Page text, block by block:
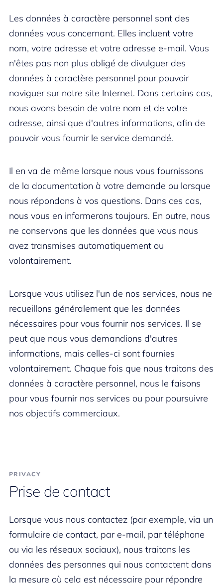
Les données à caractère personnel sont des
données vous concernant. Elles incluent votre
nom, votre adresse et votre adresse e-mail. Vous
n'êtes pas non plus obligé de divulguer des
données à caractère personnel pour pouvoir
naviguer sur notre site Internet. Dans certains cas,
nous avons besoin de votre nom et de votre
adresse, ainsi que d'autres informations, afin de
pouvoir vous fournir le service demandé.
Il en va de même lorsque nous vous fournissons
de la documentation à votre demande ou lorsque
nous répondons à vos questions. Dans ces cas,
nous vous en informerons toujours. En outre, nous
ne conservons que les données que vous nous
avez transmises automatiquement ou
volontairement.
Lorsque vous utilisez l'un de nos services, nous ne
recueillons généralement que les données
nécessaires pour vous fournir nos services. Il se
peut que nous vous demandions d'autres
informations, mais celles-ci sont fournies
volontairement. Chaque fois que nous traitons des
données à caractère personnel, nous le faisons
pour vous fournir nos services ou pour poursuivre
nos objectifs commerciaux.
PRIVACY
Prise de contact
Lorsque vous nous contactez (par exemple, via un
formulaire de contact, par e-mail, par téléphone
ou via les réseaux sociaux), nous traitons les
données des personnes qui nous contactent dans
la mesure où cela est nécessaire pour répondre